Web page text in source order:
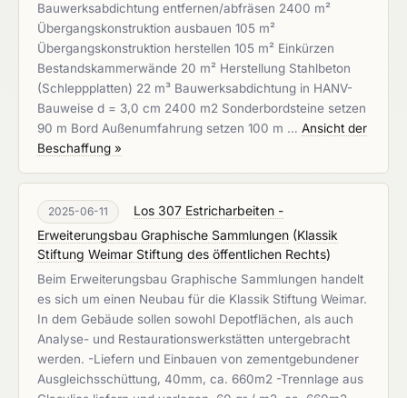
Bauwerksabdichtung entfernen/abfräsen 2400 m²
Übergangskonstruktion ausbauen 105 m²
Übergangskonstruktion herstellen 105 m² Einkürzen
Bestandskammerwände 20 m² Herstellung Stahlbeton
(Schleppplatten) 22 m³ Bauwerksabdichtung in HANV-
Bauweise d = 3,0 cm 2400 m2 Sonderbordsteine setzen
90 m Bord Außenumfahrung setzen 100 m … Ansicht der
Beschaffung »
2025-06-11
Los 307 Estricharbeiten -
Erweiterungsbau Graphische Sammlungen (Klassik
Stiftung Weimar Stiftung des öffentlichen Rechts)
Beim Erweiterungsbau Graphische Sammlungen handelt
es sich um einen Neubau für die Klassik Stiftung Weimar.
In dem Gebäude sollen sowohl Depotflächen, als auch
Analyse- und Restaurationswerkstätten untergebracht
werden. -Liefern und Einbauen von zementgebundener
Ausgleichsschüttung, 40mm, ca. 660m2 -Trennlage aus